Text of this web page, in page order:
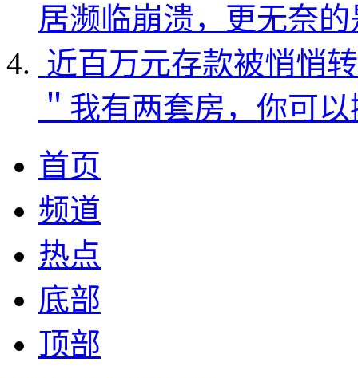
居濒临崩溃，更无奈
近百万元存款被悄悄
＂我有两套房，你可
首页
频道
热点
底部
顶部